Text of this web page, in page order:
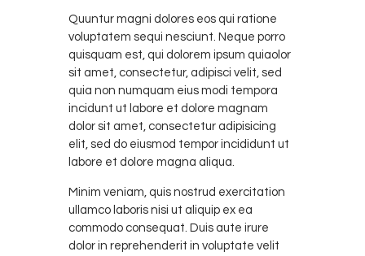
Quuntur magni dolores eos qui ratione
voluptatem sequi nesciunt. Neque porro
quisquam est, qui dolorem ipsum quiaolor
sit amet, consectetur, adipisci velit, sed
quia non numquam eius modi tempora
incidunt ut labore et dolore magnam
dolor sit amet, consectetur adipisicing
elit, sed do eiusmod tempor incididunt ut
labore et dolore magna aliqua.
Minim veniam, quis nostrud exercitation
ullamco laboris nisi ut aliquip ex ea
commodo consequat. Duis aute irure
dolor in reprehenderit in voluptate velit